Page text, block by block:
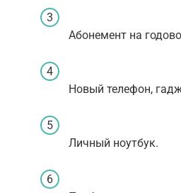
Абонемент на
Новый телефон,
Личный ноутбук.